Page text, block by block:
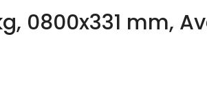
0800x331 mm,